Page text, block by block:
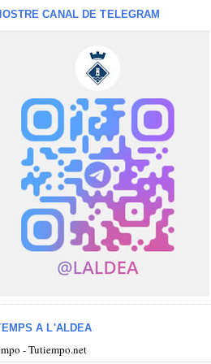
CANAL DE TELEGRAM
A L'ALDEA
- Tutiempo.net